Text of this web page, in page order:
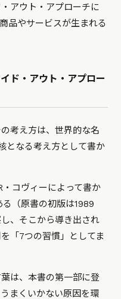
アウト・アプローチに
品やサービスが生まれる
ド・アウト・アプロー
考え方は、世界的な名
となる考え方として書か
・コヴィーによって書か
（原書の初版は1989
、そこから導き出され
「7つの習慣」としてま
は、本書の第一部に登
まくいかない原因を環